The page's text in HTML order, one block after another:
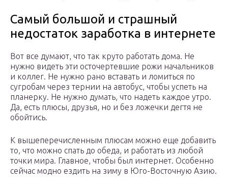
Самый большой и страшный
недостаток заработка в интернете
Вот все думают, что так круто работать дома. Не
нужно видеть эти осточертевшие рожи начальников
и коллег. Не нужно рано вставать и ломиться по
сугробам через тернии на автобус, чтобы успеть на
планерку. Не нужно думать, что надеть каждое утро.
Да, есть плюсы, друзья, но и без ложечки дегтя не
обойтись.
К вышеперечисленным плюсам можно еще добавить
то, что можно спать до обеда, и работать из любой
точки мира. Главное, чтобы был интернет. Особенно
сейчас модно ездить на зиму в Юго-Восточную Азию.